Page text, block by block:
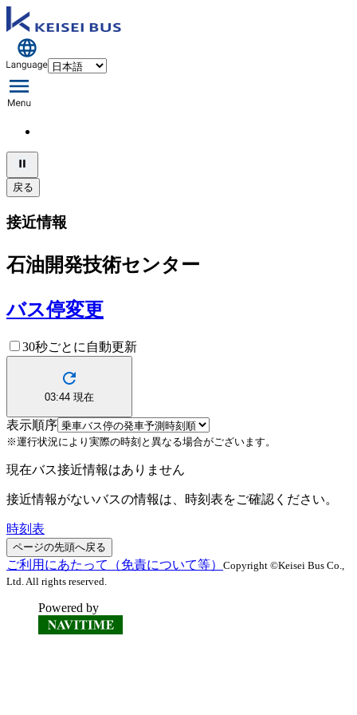
戻る
接近情報
石油開発技術センター
バス停変更
30秒ごとに自動更新
03:44 現在
表示順序
※運行状況により実際の時刻と異なる場合がございます。
現在バス接近情報はありません
接近情報がないバスの情報は、時刻表をご確認ください。
時刻表
ページの先頭へ戻る
ご利用にあたって（免責について等） Copyright ©Keisei Bus Co.,
Ltd. All rights reserved.
Powered by